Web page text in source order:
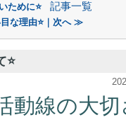
ために⭐️ 記事一覧
な理由⭐️｜次へ ≫
⭐️
動線の大切